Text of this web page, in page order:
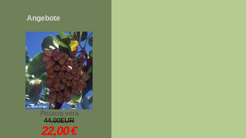
Angebote
Pistacia vera
44,00EUR
22,00€